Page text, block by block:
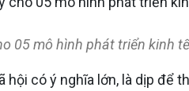
05 mô hình phát triển kinh
có ý nghĩa lớn, là dịp